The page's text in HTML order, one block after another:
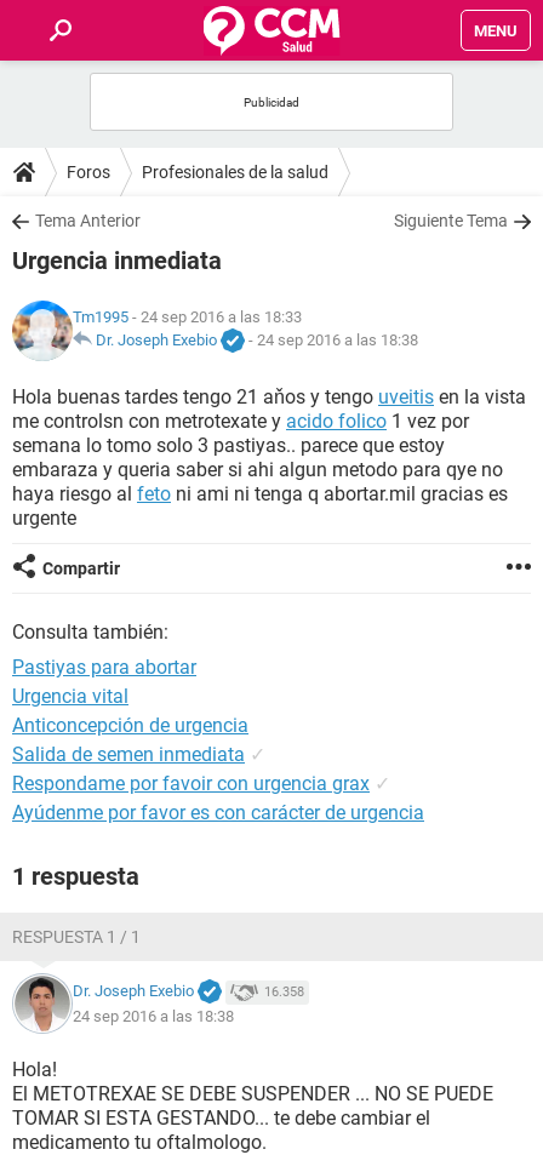
MENU
FOROS
SALUD
FAMILIA
NUTRICIÓN
BIENESTAR
SEXUALIDAD
GLOSARIO
Foros Profesionales de la salud
Tema Anterior Siguiente Tema
Urgencia inmediata
Tm1995 - 24 sep 2016 a las 18:33
Dr. Joseph Exebio
- 24 sep 2016 a las 18:38
Hola buenas tardes tengo 21 aňos y tengo uveitis en la vista
me controlsn con metrotexate y acido folico 1 vez por
semana lo tomo solo 3 pastiyas.. parece que estoy
embaraza y queria saber si ahi algun metodo para qye no
haya riesgo al feto ni ami ni tenga q abortar.mil gracias es
urgente
Compartir
Consulta también:
Pastiyas para abortar
Urgencia vital
Anticoncepción de urgencia
Salida de semen inmediata ✓
Respondame por favoir con urgencia grax ✓
Ayúdenme por favor es con carácter de urgencia
1 respuesta
RESPUESTA 1 / 1
Dr. Joseph Exebio 16.358
24 sep 2016 a las 18:38
Hola!
El METOTREXAE SE DEBE SUSPENDER ... NO SE PUEDE
TOMAR SI ESTA GESTANDO... te debe cambiar el
medicamento tu oftalmologo.